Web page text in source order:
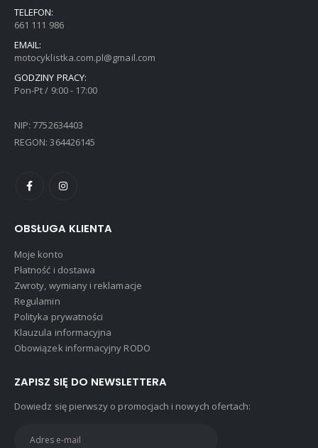
TELEFON:
661 111 986
EMAIL:
motocyklistka.com.pl@gmail.com
GODZINY PRACY:
Pon-Pt / 9:00 - 17:00
NIP: 7752634403
REGON: 364426145
OBSŁUGA KLIENTA
Moje konto
Płatność i dostawa
Zwroty, wymiany i reklamacje
Regulamin
Polityka prywatności
Klauzula informacyjna
Obowiązek informacyjny RODO
ZAPISZ SIĘ DO NEWSLETTERA
Dowiedz się pierwszy o promocjach i nowych ofertach: